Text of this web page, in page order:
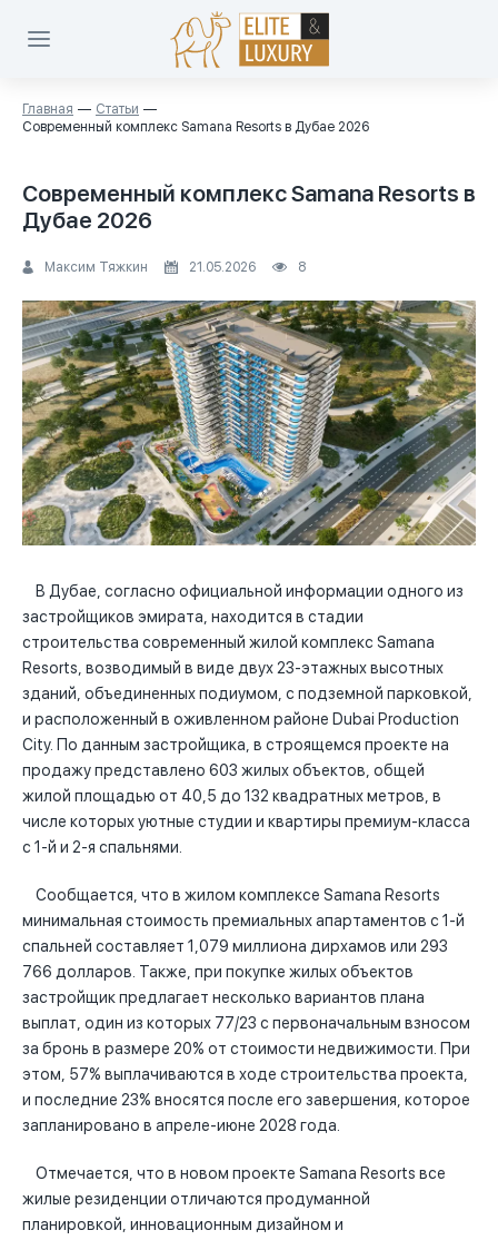
Главная
Статьи
Современный комплекс Samana Resorts в Дубае 2026
Современный комплекс Samana Resorts в
Дубае 2026
Максим Тяжкин 21.05.2026 8
В Дубае, согласно официальной информации одного из
застройщиков эмирата, находится в стадии
строительства современный жилой комплекс Samana
Resorts, возводимый в виде двух 23-этажных высотных
зданий, объединенных подиумом, с подземной парковкой,
и расположенный в оживленном районе Dubai Production
City. По данным застройщика, в строящемся проекте на
продажу представлено 603 жилых объектов, общей
жилой площадью от 40,5 до 132 квадратных метров, в
числе которых уютные студии и квартиры премиум-класса
с 1-й и 2-я спальнями.
Сообщается, что в жилом комплексе Samana Resorts
минимальная стоимость премиальных апартаментов с 1-й
спальней составляет 1,079 миллиона дирхамов или 293
766 долларов. Также, при покупке жилых объектов
застройщик предлагает несколько вариантов плана
выплат, один из которых 77/23 с первоначальным взносом
за бронь в размере 20% от стоимости недвижимости. При
этом, 57% выплачиваются в ходе строительства проекта,
и последние 23% вносятся после его завершения, которое
запланировано в апреле-июне 2028 года.
Отмечается, что в новом проекте Samana Resorts все
жилые резиденции отличаются продуманной
планировкой, инновационным дизайном и